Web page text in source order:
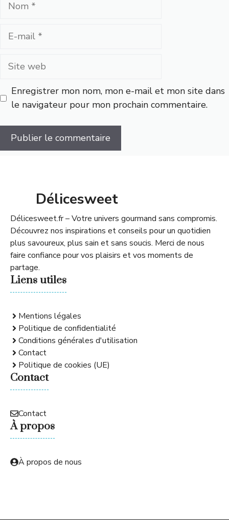
Site
Enregistrer mon nom, mon e-mail et mon site dans
le navigateur pour mon prochain commentaire.
Délicesweet
Délicesweet.fr – Votre univers gourmand sans compromis.
Découvrez nos inspirations et conseils pour un quotidien
plus savoureux, plus sain et sans soucis. Merci de nous
faire confiance pour vos plaisirs et vos moments de
partage.
Liens utiles
Mentions légales
Politique de confidentialité
Conditions générales d'utilisation
Contact
Politique de cookies (UE)
Contact
Contact
À propos
À propos de nous